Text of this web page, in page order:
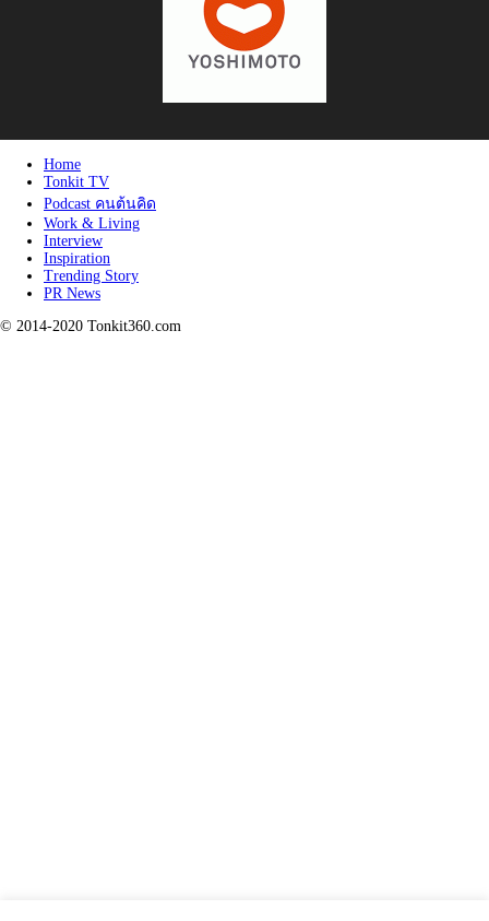
Home
Tonkit TV
Podcast คนต้นคิด
Work & Living
Interview
Inspiration
Trending Story
PR News
© 2014-2020 Tonkit360.com